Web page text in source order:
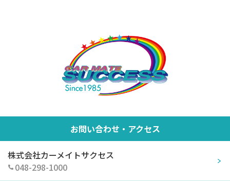
お問い合わせ・アクセス
株式会社カーメイトサクセス
048-298-1000